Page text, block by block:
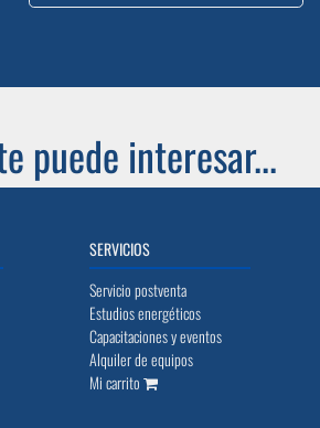
puede interesar...
SERVICIOS
Servicio postventa
Estudios energéticos
Capacitaciones y eventos
Alquiler de equipos
Mi carrito